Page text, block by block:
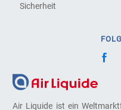
Air Liquide ist ein
Sicherheit